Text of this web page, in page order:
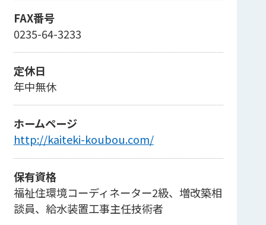
FAX番号
0235-64-3233
定休日
年中無休
ホームページ
http://kaiteki-koubou.com/
保有資格
福祉住環境コーディネーター2級、増改築相
談員、給水装置工事主任技術者